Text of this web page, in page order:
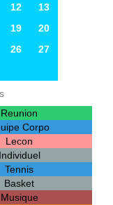
12
13
19
20
26
27
Reunion
Corpo
Lecon
Individuel
Tennis
Basket
Musique